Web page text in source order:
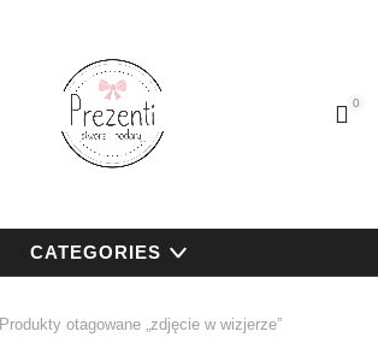
0
CATEGORIES
Produkty otagowane „zdjęcie w wizjerze”